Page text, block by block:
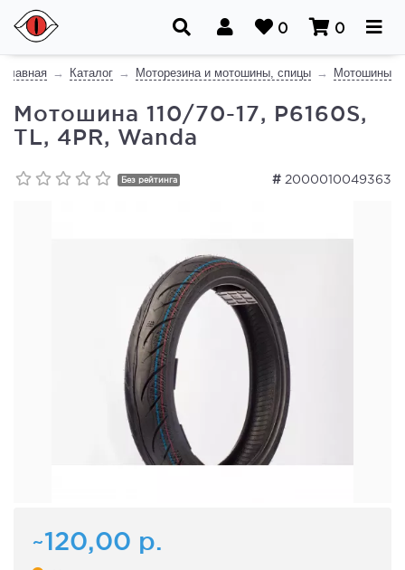
0 0
Главная Каталог Моторезина и мотошины, спицы Мотошины
Мотошина 110/70-17, P6160S,
TL, 4PR, Wanda
# 2000010049363
Без рейтинга
~120,00 р.